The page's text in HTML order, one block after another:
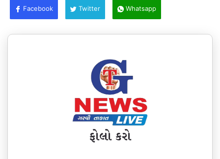
Facebook Twitter Whatsapp
ફોલો કરો